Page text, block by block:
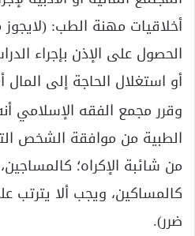
أخلاقيات مهنة الطب:
الحصول على الإذن بإجراء
أو استغلال الحاجة إلى المال
وقرر مجمع الفقه الإسلامي
الطبية من موافقة الشخص
من شائبة الإكراه؛ كالمساجين،
كالمساكين، ويجب ألا يترتب
ضرر).